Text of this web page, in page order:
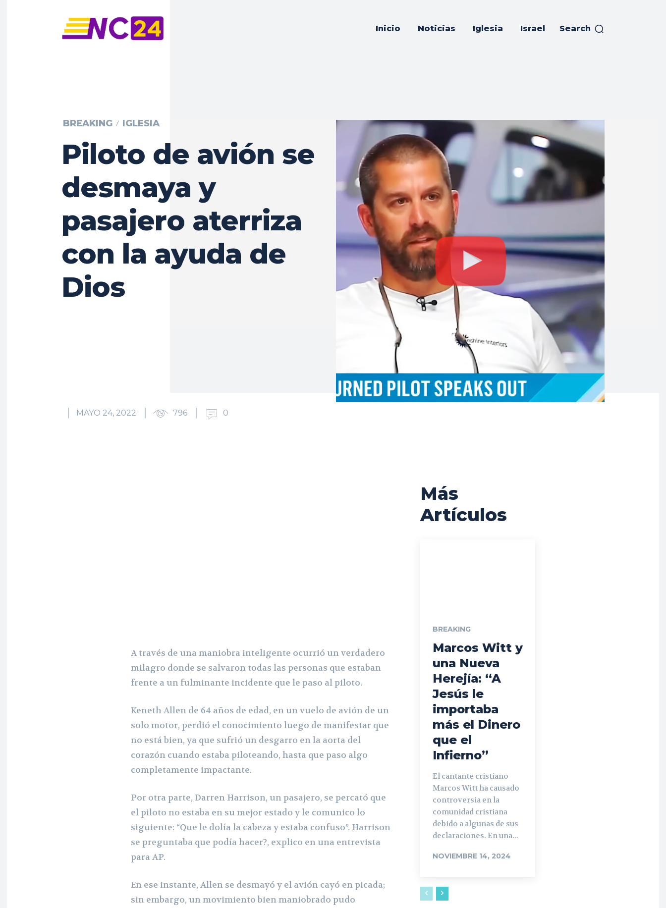
Inicio Noticias Iglesia Israel Search
BREAKING IGLESIA
Piloto de avión se
desmaya y
pasajero aterriza
con la ayuda de
Dios
MAYO 24, 2022 796 0
A través de una maniobra inteligente ocurrió un verdadero
milagro donde se salvaron todas las personas que estaban
frente a un fulminante incidente que le paso al piloto.
Keneth Allen de 64 años de edad, en un vuelo de avión de un
solo motor, perdió el conocimiento luego de manifestar que
no está bien, ya que sufrió un desgarro en la aorta del
corazón cuando estaba piloteando, hasta que paso algo
completamente impactante.
Por otra parte, Darren Harrison, un pasajero, se percató que
el piloto no estaba en su mejor estado y le comunico lo
siguiente: “Que le dolía la cabeza y estaba confuso”. Harrison
se preguntaba que podía hacer?, explico en una entrevista
para AP.
En ese instante, Allen se desmayó y el avión cayó en picada;
sin embargo, un movimiento bien maniobrado pudo
Más
Artículos
BREAKING
Marcos Witt y
una Nueva
Herejía: “A
Jesús le
importaba
más el Dinero
que el
Infierno”
El cantante cristiano
Marcos Witt ha causado
controversia en la
comunidad cristiana
debido a algunas de sus
declaraciones. En una...
NOVIEMBRE 14, 2024